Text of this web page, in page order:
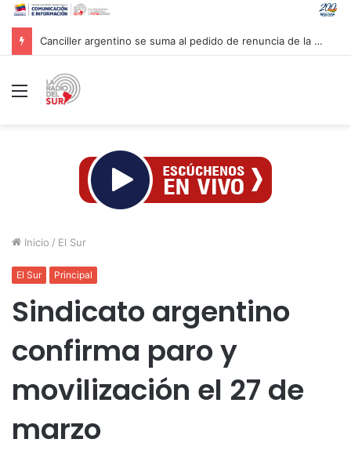
Canciller argentino se suma al pedido de renuncia de la vicepresidenta Villarruel
Menú
Inicio / El Sur
El Sur Principal
Sindicato argentino
confirma paro y
movilización el 27 de
marzo